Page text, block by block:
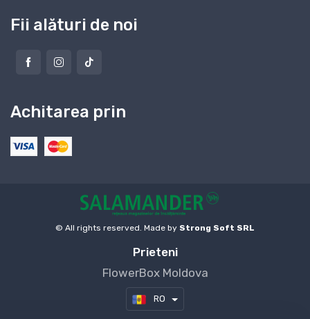
Fii alături de noi
Achitarea prin
© All rights reserved. Made by Strong Soft SRL
Prieteni
FlowerBox Moldova
RO